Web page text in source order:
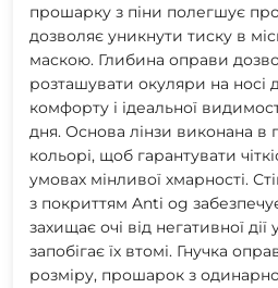
прошарку з піни полегшує
дозволяє уникнути тиску в
маскою. Глибина оправи
розташувати окуляри на носі
комфорту і ідеальної
дня. Основа лінзи виконана в
кольорі, щоб гарантувати
умовах мінливої хмарності.
з покриттям Anti og
захищає очі від негативної дії
запобігає їх втомі. Гнучка
розміру, прошарок з